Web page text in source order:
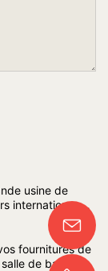
usine de
internationaux
fournitures de
de bain ?